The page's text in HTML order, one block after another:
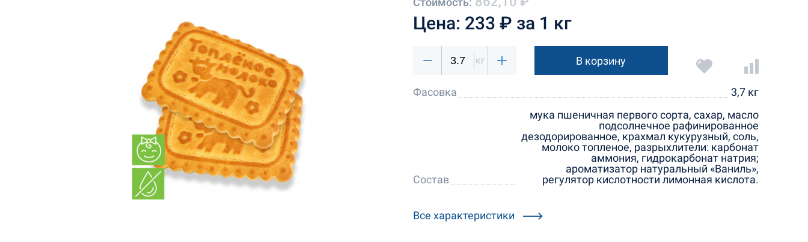
Цена: 233 ₽ за 1 кг
кг В корзину
Фасовка 3,7 кг
Состав
мука пшеничная первого сорта, сахар, масло
подсолнечное рафинированное
дезодорированное, крахмал кукурузный, соль,
молоко топленое, разрыхлители: карбонат
аммония, гидрокарбонат натрия;
ароматизатор натуральный «Ваниль»,
регулятор кислотности лимонная кислота.
Все характеристики